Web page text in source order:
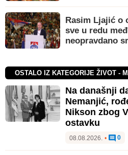
Rasim Ljajić o
sve u redu
neopravdano
OSTALO IZ KATEGORIJE ŽIVOT -
Na današnji
Nemanjić,
Nikson zbog
ostavku
08.08.2026. • 0